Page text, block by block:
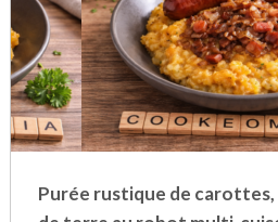
Purée rustique de